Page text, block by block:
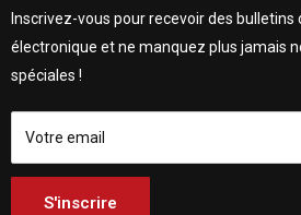
Customhoj Suède AB 559326-0887
Vagnsvägen 4, 311 32 Falkenberg, Suède.
Inscrivez-vous pour recevoir des
électronique et ne manquez plus jamais
spéciales !
Votre email
S'inscrire
Customhoj Blog
Customhoj Danemark
Customhoj Allemagne
Customhoj Espagne
Customhoj Italie
Customhoj Pays-Bas
Customhoj Finlande